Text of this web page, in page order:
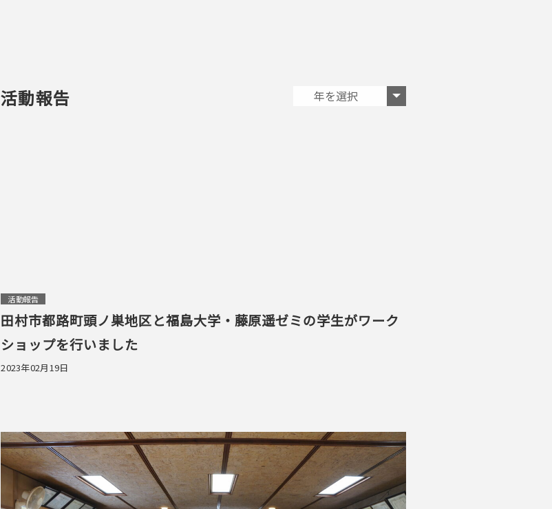
活動報告
活動報告
田村市都路町頭ノ巣地区と福島大学・藤原遥ゼミの学生がワーク
ショップを行いました
2023年02月19日